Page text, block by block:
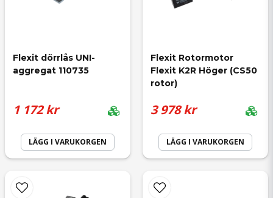
Flexit dörrlås UNI-
aggregat 110735
1 172 kr
LÄGG I VARUKORGEN
Flexit Rotormotor
Flexit K2R Höger (CS50
rotor)
3 978 kr
LÄGG I VARUKORGEN